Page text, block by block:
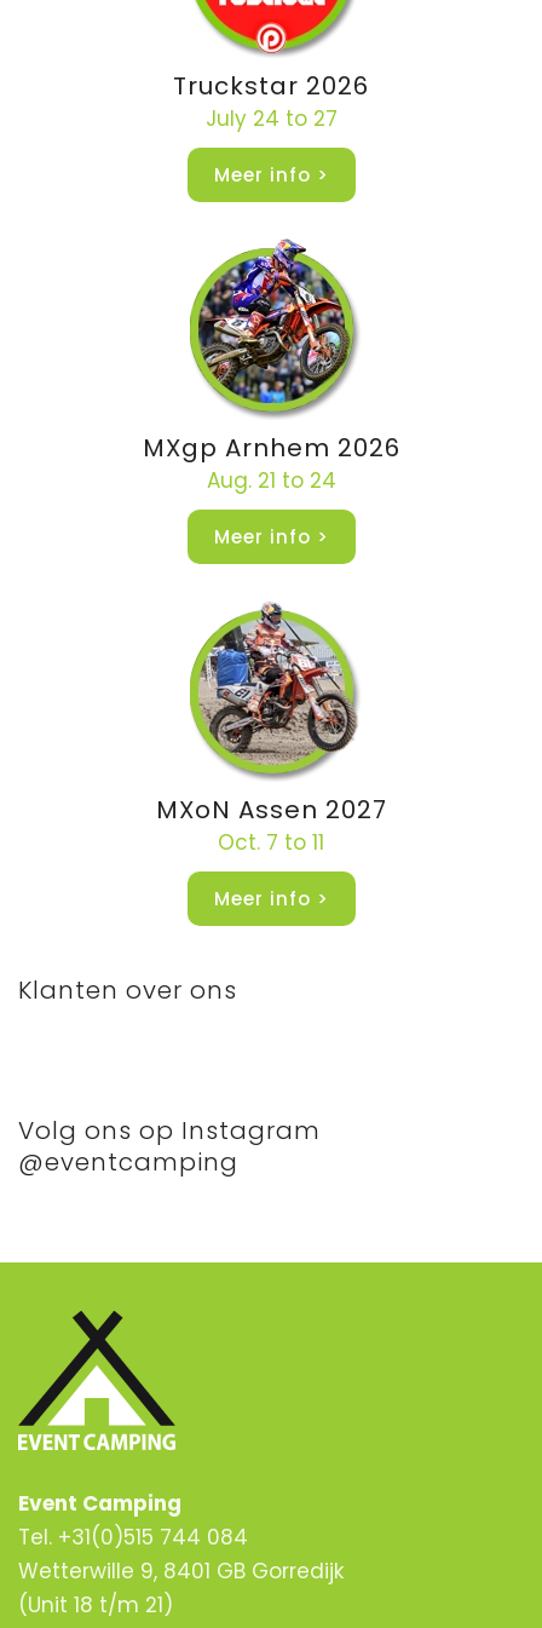
Truckstar 2026
July 24 to 27
Meer info >
MXgp Arnhem 2026
Aug. 21 to 24
Meer info >
MXoN Assen 2027
Oct. 7 to 11
Meer info >
Klanten over ons
Volg ons op Instagram
@eventcamping
Event Camping
Tel. +31(0)515 744 084
Wetterwille 9, 8401 GB Gorredijk
(Unit 18 t/m 21)